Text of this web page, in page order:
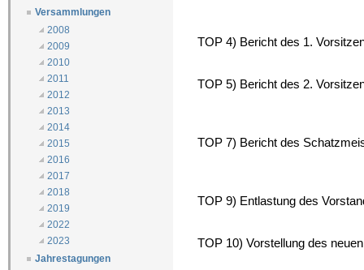
Versammlungen
2008
2009
2010
2011
2012
2013
2014
2015
2016
2017
2018
2019
2022
2023
Jahrestagungen
TOP 4) Bericht des 1.
TOP 5) Bericht des 2.
TOP 7) Bericht des
TOP 9) Entlastung des
TOP 10) Vorstellung des